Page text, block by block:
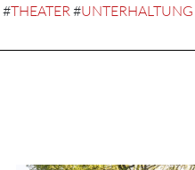
#THEATER#UNTERHALTUNG